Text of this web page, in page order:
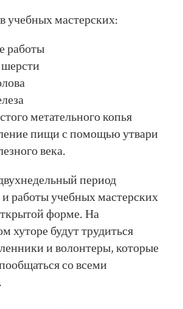
учебных мастерских:
работы
метательного копья
пищи с помощью утвари
века.
период
и работы учебных мастерских
форме. На
хуторе будут трудиться
и волонтеры, которые
со всеми